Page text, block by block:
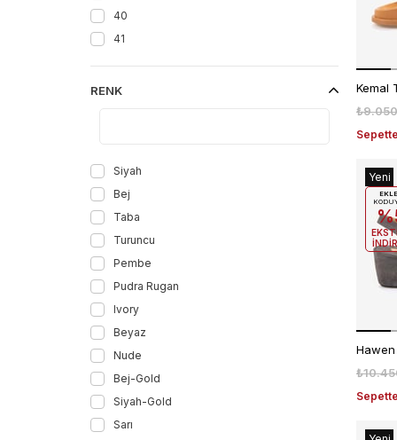
40
41
RENK
Siyah
Bej
Taba
Turuncu
Pembe
Pudra Rugan
Ivory
Beyaz
Nude
Bej-Gold
Siyah-Gold
Sarı
Yeni
Ürün